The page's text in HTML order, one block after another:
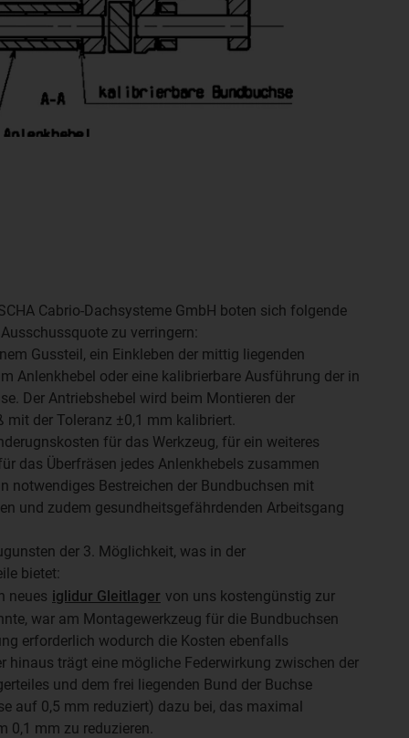
Cabrio-Dachsysteme GmbH boten sich folgende
zu verringern:
Gussteil, ein Einkleben der mittig liegenden
Anlenkhebel oder eine kalibrierbare Ausführung der in
Der Antriebshebel wird beim Montieren der
mit der Toleranz ±0,1 mm kalibriert.
für das Werkzeug, für ein weiteres
das Überfräsen jedes Anlenkhebels zusammen
notwendiges Bestreichen der Bundbuchsen mit
und zudem gesundheitsgefährdenden Arbeitsgang
der 3. Möglichkeit, was in der
bietet:
neues iglidur Gleitlager von uns kostengünstig zur
war am Montagewerkzeug für die Bundbuchsen
erforderlich wodurch die Kosten ebenfalls
hinaus trägt eine mögliche Federwirkung zwischen der
und dem frei liegenden Bund der Buchse
auf 0,5 mm reduziert) dazu bei, das maximal
0,1 mm zu reduzieren.